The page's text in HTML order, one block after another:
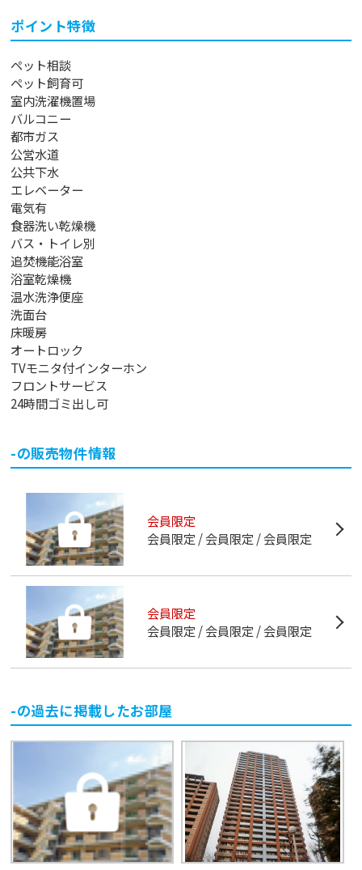
ポイント特徴
ペット相談
ペット飼育可
室内洗濯機置場
バルコニー
都市ガス
公営水道
公共下水
エレベーター
電気有
食器洗い乾燥機
バス・トイレ別
追焚機能浴室
浴室乾燥機
温水洗浄便座
洗面台
床暖房
オートロック
TVモニタ付インターホン
フロントサービス
24時間ゴミ出し可
-の販売物件情報
会員限定
会員限定 会員限定 会員限定
会員限定
会員限定 会員限定 会員限定
-の過去に掲載したお部屋